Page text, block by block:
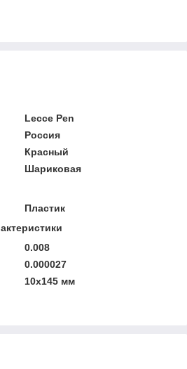
Lecce Pen
Россия
Красный
Шариковая
Пластик
0.008
0.000027
10х145 мм